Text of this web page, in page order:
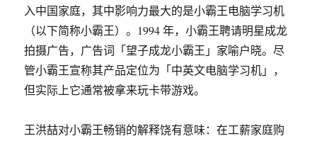
入中国家庭，其中影响力最大的是小霸王电脑学习机
（以下简称小霸王）。1994 年，小霸王聘请明星成龙
拍摄广告，广告词「望子成龙小霸王」家喻户晓。尽
管小霸王宣称其产品定位为「中英文电脑学习机」，
但实际上它通常被拿来玩卡带游戏。
王洪喆对小霸王畅销的解释饶有意味：在工薪家庭购